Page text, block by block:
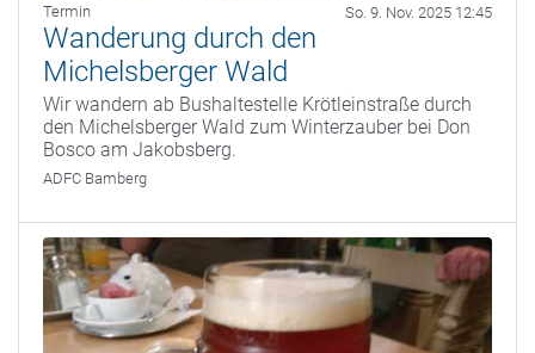
Termin So. 9. Nov. 2025 12:45
Wanderung durch den
Michelsberger Wald
Wir wandern ab Bushaltestelle Krötleinstraße durch
den Michelsberger Wald zum Winterzauber bei Don
Bosco am Jakobsberg.
ADFC Bamberg